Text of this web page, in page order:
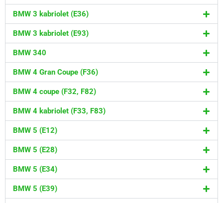
BMW 3 kabriolet (E36)
BMW 3 kabriolet (E93)
BMW 340
BMW 4 Gran Coupe (F36)
BMW 4 coupe (F32, F82)
BMW 4 kabriolet (F33, F83)
BMW 5 (E12)
BMW 5 (E28)
BMW 5 (E34)
BMW 5 (E39)